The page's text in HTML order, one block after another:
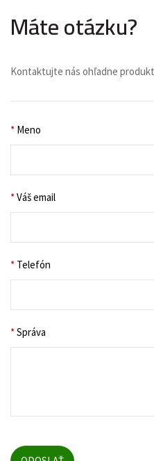
Máte otázku?
Kontaktujte nás ohľadne
* Meno
*Váš email
* Telefón
*Správa